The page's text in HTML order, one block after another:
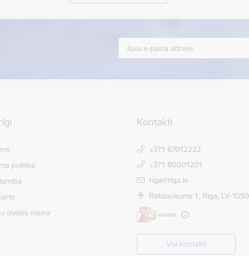
politika
izvēles maiņa
Kontakti
+371 67012222
+371 80001201
E-pasts:
riga@riga.lv
Rātslaukums 1, Rīga, LV-1050
Visi kontakti